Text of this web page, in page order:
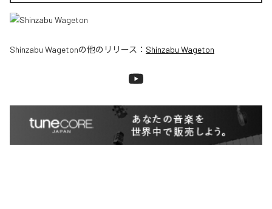
Shinzabu Wagetonの他のリリース： Shinzabu Wageton